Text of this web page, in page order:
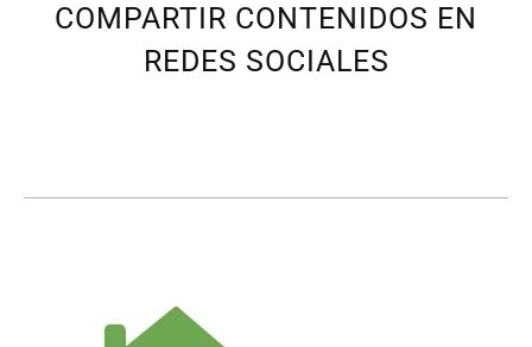
COMPARTIR CONTENIDOS EN
REDES SOCIALES